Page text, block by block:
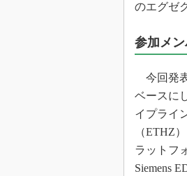
のエグゼ
参加メ
今回発
ベースに
イプライ
（ETHZ
ラットフ
Siemens